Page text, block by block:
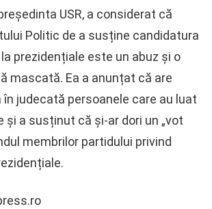
USR, a considerat că
Politic de a susține candidatura
la prezidențiale este un abuz și o
mascată. Ea a anunțat că are
în judecată persoanele care au luat
și a susținut că și-ar dori un „vot
membrilor partidului privind